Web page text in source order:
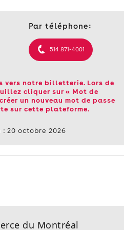
Par téléphone:
514 871-4001
vers notre billetterie. Lors de
cliquer sur « Mot de
un nouveau mot de passe
sur cette plateforme.
20 octobre 2026
du Montréal